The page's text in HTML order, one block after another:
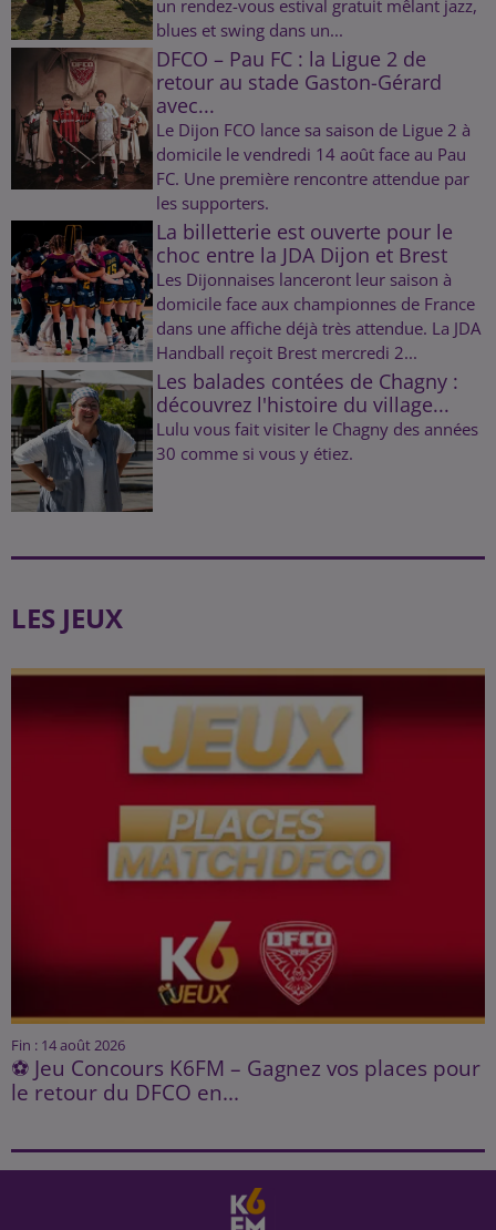
un rendez-vous estival gratuit mêlant jazz,
blues et swing dans un...
DFCO – Pau FC : la Ligue 2 de
retour au stade Gaston-Gérard
avec...
Le Dijon FCO lance sa saison de Ligue 2 à
domicile le vendredi 14 août face au Pau
FC. Une première rencontre attendue par
les supporters.
La billetterie est ouverte pour le
choc entre la JDA Dijon et Brest
Les Dijonnaises lanceront leur saison à
domicile face aux championnes de France
dans une affiche déjà très attendue. La JDA
Handball reçoit Brest mercredi 2...
Les balades contées de Chagny :
découvrez l'histoire du village...
Lulu vous fait visiter le Chagny des années
30 comme si vous y étiez.
LES JEUX
Fin : 14 août 2026
⚽ Jeu Concours K6FM – Gagnez vos places pour
le retour du DFCO en...